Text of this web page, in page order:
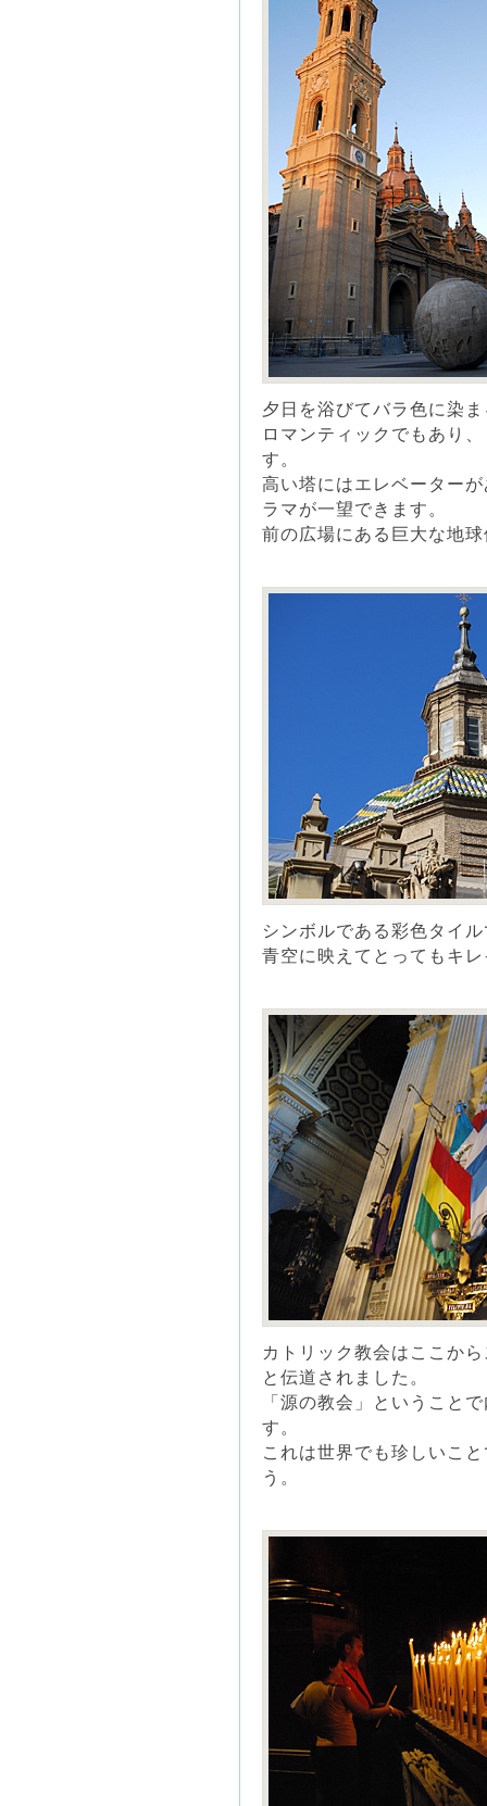
夕日を浴びてバラ色に染
ロマンティックでもあり
す。
高い塔にはエレベーター
ラマが一望できます。
前の広場にある巨大な地
シンボルである彩色タイ
青空に映えてとってもキ
カトリック教会はここか
と伝道されました。
「源の教会」ということ
す。
これは世界でも珍しいこ
う。